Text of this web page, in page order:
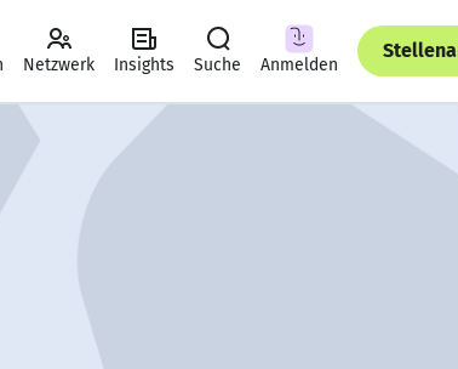
Netzwerk Insights Suche Anmelden